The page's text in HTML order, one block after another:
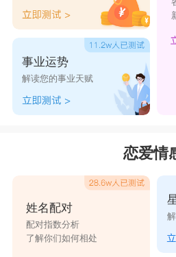
生活有一定的规律，天秤女
沮丧。
金牛男与天秤女的生活频
否是俩关系继续维持的主
交的天秤女有时的确会让另
分时间都放在外面，很少
男。即使他又不满也不明
疑。
事业运势
解读您的事业天赋
恋爱情
姓名配对
配对指数分析
了解你们如何相处